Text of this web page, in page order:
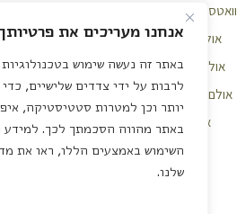
אנחנו מעריכים את
לרבות על ידי צדדים שלישיים,
יותר וכן למטרות סטטיסטיקה,
באתר מהווה הסכמתך לכך. למידע
השימוש באמצעים הללו, ראו את
שלנו.
וואטסאפ שירות לקוחות – 058-5921010
אולם תצוגה חיפה – 04-8422642
אולם תצוגה הרצליה – 03-7581111
אולם תצוגה ראשון לציון – 03-7581111
אימייל - service@ellita.co.il